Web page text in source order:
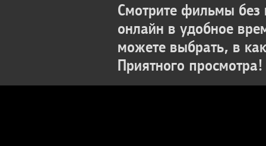
Смотрите фильмы без
онлайн в удобное
можете выбрать, в
Приятного просмотра!